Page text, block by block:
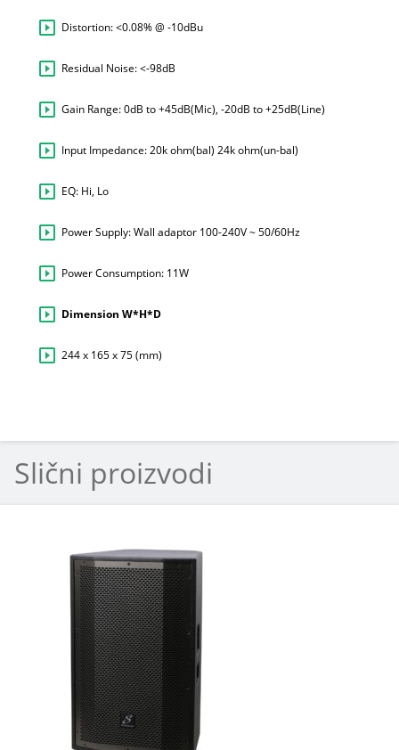
Distortion: <0.08% @ -10dBu
Residual Noise: <-98dB
Gain Range: 0dB to +45dB(Mic), -20dB to +25dB(Line)
Input Impedance: 20k ohm(bal) 24k ohm(un-bal)
EQ: Hi, Lo
Power Supply: Wall adaptor 100-240V ~ 50/60Hz
Power Consumption: 11W
Dimension W*H*D
244 x 165 x 75 (mm)
Slični proizvodi